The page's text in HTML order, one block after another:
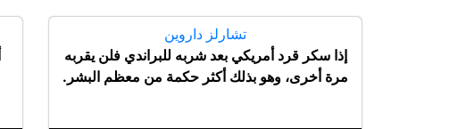
تشارلز داروين
إذا سكر قرد أمريكي بعد شربه للبراندي فلن يقربه
مرة أخرى، وهو بذلك أكثر حكمة من معظم البشر.